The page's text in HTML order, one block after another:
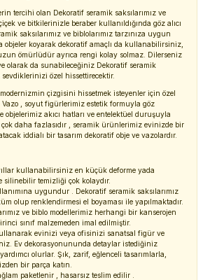
tercihi olan Dekoratif seramik saksılarımız ve
ve bitkilerinizle beraber kullanıldığında göz alıcı
saksılarımız ve biblolarımız tarzınıza uygun
objeler koyarak dekoratif amaçlı da kullanabilirsiniz,
ömürlüdür ayrıca rengi kolay solmaz. Dilerseniz
olarak da sunabileceğiniz Dekoratif seramik
sevdiklerinizi özel hissettirecektir.
çizgisini hissetmek isteyenler için özel
, soyut figürlerimiz estetik formuyla göz
objelerimiz akıcı hatları ve entelektüel duruşuyla
çok daha fazlasıdır , seramik ürünlerimiz evinizde bir
iddialı bir tasarım dekoratif obje ve vazolardır.
kullanabilirsiniz en küçük deforme yada
silinebilir temizliği çok kolaydır.
uygundur . Dekoratif seramik saksılarımız
olup renklendirmesi el boyaması ile yapılmaktadır.
ve biblo modellerimiz herhangi bir kanserojen
sınıf malzemeden imal edilmiştir.
evinizi veya ofisinizi sanatsal figür ve
Ev dekorasyonununda detaylar istediğiniz
olurlar. Şık, zarif, eğlenceli tasarımlarla,
bir parça katın.
paketlenir , hasarsız teslim edilir .